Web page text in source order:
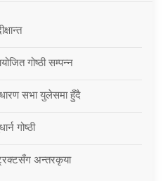
गोष्ठी सम्पन्न
सभा युलेसमा हुँदै
गोष्ठी
अन्तरकृया